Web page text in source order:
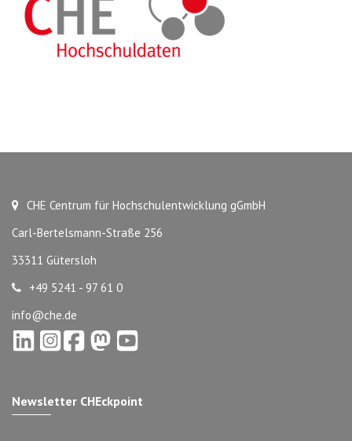
CHE Centrum für Hochschulentwicklung gGmbH
Carl-Bertelsmann-Straße 256
33311 Gütersloh
+49 5241 - 97 61 0
info@che.de
Newsletter CHEckpoint